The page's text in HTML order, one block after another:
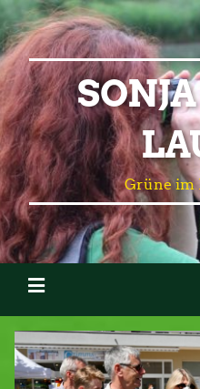
Grüne im